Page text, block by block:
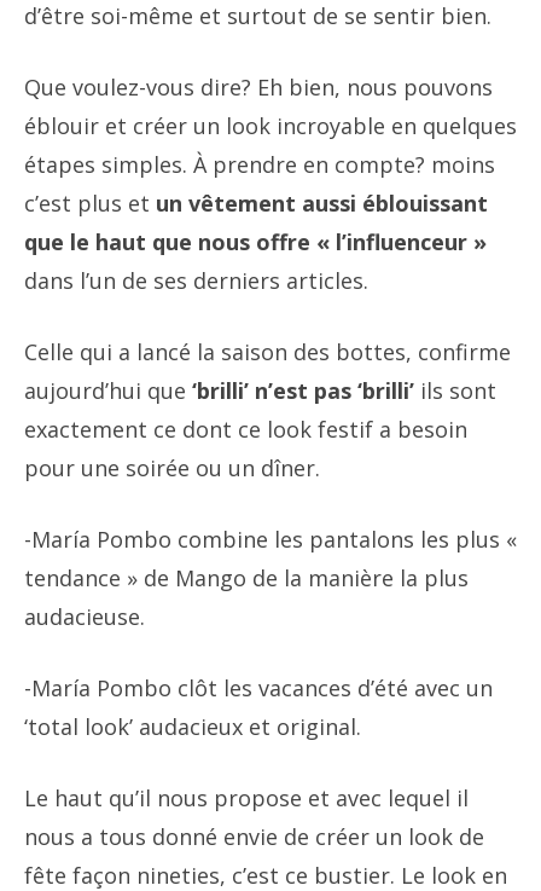
d’être soi-même et surtout de se sentir bien.
Que voulez-vous dire? Eh bien, nous pouvons
éblouir et créer un look incroyable en quelques
étapes simples. À prendre en compte? moins
c’est plus et un vêtement aussi éblouissant
que le haut que nous offre « l’influenceur »
dans l’un de ses derniers articles.
Celle qui a lancé la saison des bottes, confirme
aujourd’hui que ‘brilli’ n’est pas ‘brilli’ ils sont
exactement ce dont ce look festif a besoin
pour une soirée ou un dîner.
-María Pombo combine les pantalons les plus «
tendance » de Mango de la manière la plus
audacieuse.
-María Pombo clôt les vacances d’été avec un
‘total look’ audacieux et original.
Le haut qu’il nous propose et avec lequel il
nous a tous donné envie de créer un look de
fête façon nineties, c’est ce bustier. Le look en